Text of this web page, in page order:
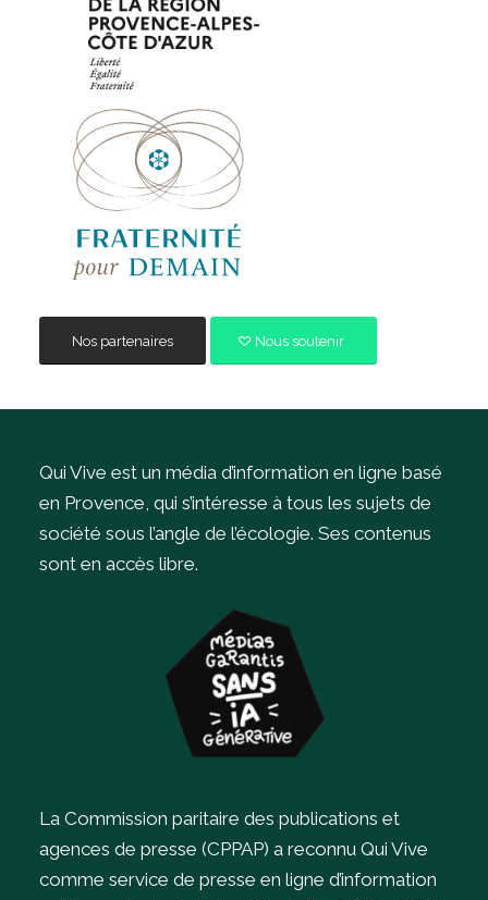
Nos partenaires Nous soutenir
Qui Vive est un média d’information en ligne basé
en Provence, qui s’intéresse à tous les sujets de
société sous l’angle de l’écologie. Ses contenus
sont en accès libre.
La Commission paritaire des publications et
agences de presse (CPPAP) a reconnu Qui Vive
comme service de presse en ligne d’information